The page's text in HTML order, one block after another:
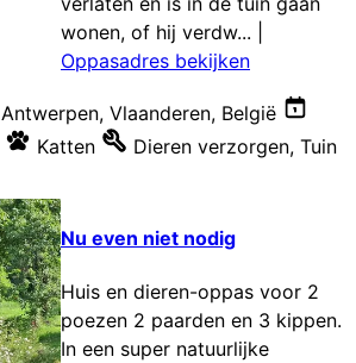
wonen, of hij verdw...
Oppasadres bekijken
Antwerpen, Vlaanderen, België
Katten Dieren verzorgen, Tuin
Nu even niet nodig
Huis en dieren-oppas voor 2
poezen 2 paarden en 3 kippen.
In een super natuurlijke